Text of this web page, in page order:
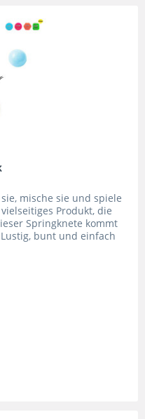
mische sie und spiele
Produkt, die
Springknete kommt
bunt und einfach